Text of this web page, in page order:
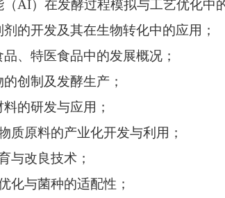
（AI）在发酵过程模拟与工艺优化中
的开发及其在生物转化中的应用；
、特医食品中的发展概况；
创制及发酵生产；
的研发与应用；
质原料的产业化开发与利用；
与改良技术；
化与菌种的适配性；